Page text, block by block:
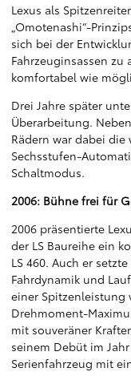
Lexus als
„Omotenashi“-
sich bei der
Fahrzeuginsassen
komfortabel wie
Drei Jahre später
Überarbeitung.
Rädern war dabei
Sechsstufen-
Schaltmodus.
2006: Bühne frei für
2006 präsentierte
der LS Baureihe ein
LS 460. Auch er
Fahrdynamik und
einer Spitzenleistung
Drehmoment-
mit souveräner
seinem Debüt im
Serienfahrzeug mit